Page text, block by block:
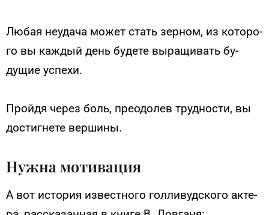
Лю­бая не­уда­ча мо­жет стать зер­ном, из ко­торо­
го вы каж­дый день бу­дете вы­ращи­вать бу­
дущие ус­пе­хи.
Прой­дя че­рез боль, пре­одо­лев труд­ности, вы
дос­тигне­те вер­ши­ны.
Нужна мотивация
А вот ис­то­рия из­вес­тно­го гол­ли­вуд­ско­го ак­те­